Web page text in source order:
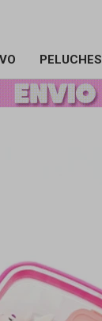
PELUCHES